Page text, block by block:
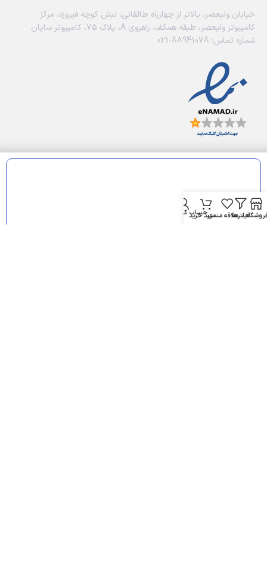
خیابان ولیعصر، بالاتر از چهارراه طالقانی، نبش کوچه فیروزه، مرکز
کامپیوتر ولیعصر، طبقه همکف، راهروی A، پلاک 75، کامپیوتر سایان
شماره تماس: 88941078-021
فیلترهاعلاقه مندیسبد خرید
حساب کاربری من